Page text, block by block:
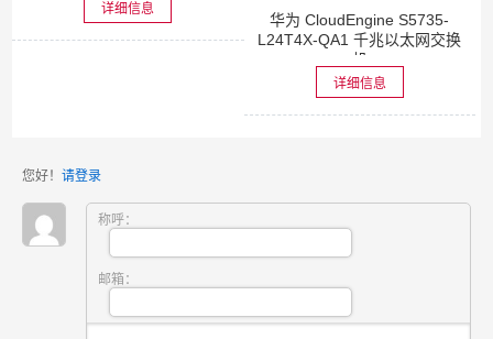
详细信息
华为 CloudEngine S5735-
L24T4X-QA1 千兆以太网交换
机
详细信息
您好！ 请登录
称呼：
邮箱：